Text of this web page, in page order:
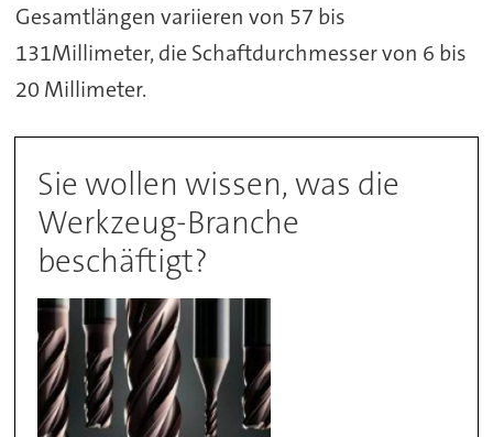
Gesamtlängen variieren von 57 bis
131Millimeter, die Schaftdurchmesser von 6 bis
20 Millimeter.
Sie wollen wissen, was die
Werkzeug-Branche
beschäftigt?